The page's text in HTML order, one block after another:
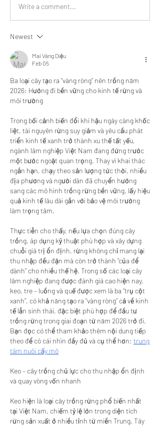
Write a comment...
Newest
Mai Vàng Diệu
Feb 05
Ba loại cây tạo ra “vàng ròng” nên trồng năm
2026: Hướng đi bền vững cho kinh tế rừng và
môi trường
Trong bối cảnh biến đổi khí hậu ngày càng khốc
liệt, tài nguyên rừng suy giảm và yêu cầu phát
triển kinh tế xanh trở thành xu thế tất yếu,
ngành lâm nghiệp Việt Nam đang đứng trước
một bước ngoặt quan trọng. Thay vì khai thác
ngắn hạn, chạy theo sản lượng tức thời, nhiều
địa phương và người dân đã chuyển hướng
sang các mô hình trồng rừng bền vững, lấy hiệu
quả kinh tế lâu dài gắn với bảo vệ môi trường
làm trọng tâm.
Thực tiễn cho thấy, nếu lựa chọn đúng cây
trồng, áp dụng kỹ thuật phù hợp và xây dựng
chuỗi giá trị ổn định, rừng không chỉ mang lại
thu nhập đều đặn mà còn trở thành “của để
dành” cho nhiều thế hệ. Trong số các loại cây
lâm nghiệp đang được đánh giá cao hiện nay,
keo, tre – luồng và quế được xem là ba “trụ cột
xanh”, có khả năng tạo ra “vàng ròng” cả về kinh
tế lẫn sinh thái, đặc biệt phù hợp để đầu tư
trồng rừng trong giai đoạn từ năm 2026 trở đi.
Bạn đọc có thể tham khảo thêm nội dung tiếp
theo để có cái nhìn đầy đủ và cụ thể hơn: trung
tâm nuôi cấy mô
Keo – cây trồng chủ lực cho thu nhập ổn định
và quay vòng vốn nhanh
Keo hiện là loại cây trồng rừng phổ biến nhất
tại Việt Nam, chiếm tỷ lệ lớn trong diện tích
rừng sản xuất ở nhiều tỉnh từ miền Trung, Tây